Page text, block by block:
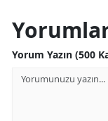
Yorum Yazın (500